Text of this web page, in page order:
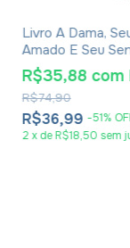
Livro A Dama,
Amado E Seu
- T. D. Jakes
R$36,99 -51%
R$74,90
R$35,88 com
2 xdeR$18,50 sem